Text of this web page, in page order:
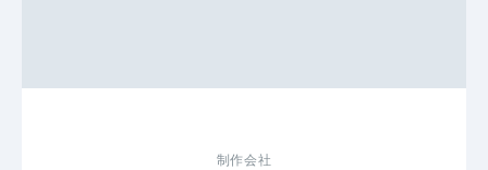
制作会社